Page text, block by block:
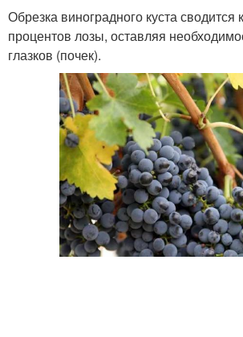
Обрезка виноградного куста сводится
процентов лозы, оставляя
глазков (почек).